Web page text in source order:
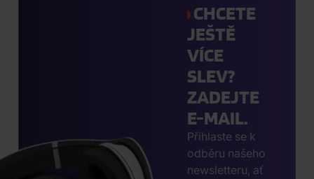
CHCETE
JEŠTĚ
VÍCE
SLEV?
ZADEJTE
E-MAIL.
Přihlaste se k
odběru našeho
newsletteru, ať